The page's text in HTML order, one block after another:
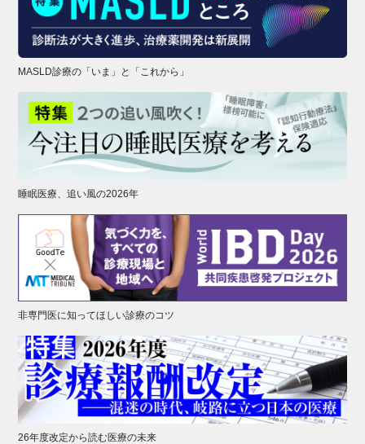
MASLD診療の「いま」と「これから」
睡眠医療、追い風の2026年
非専門医に知ってほしい診療のコツ
26年度改定から読む医療の未来